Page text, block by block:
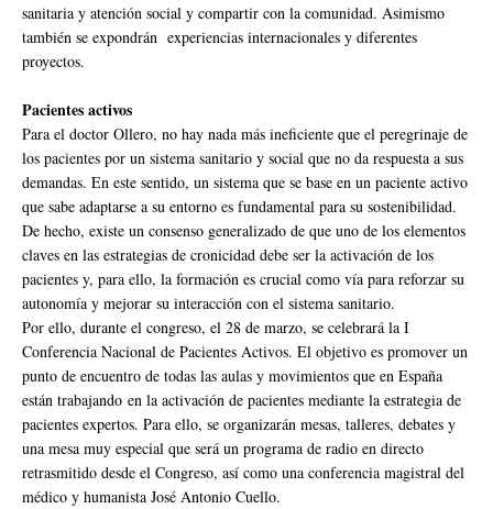
sanitaria y atención social y compartir con la comunidad. Asimismo
también se expondrán experiencias internacionales y diferentes
proyectos.
Pacientes activos
Para el doctor Ollero, no hay nada más ineficiente que el peregrinaje de
los pacientes por un sistema sanitario y social que no da respuesta a sus
demandas. En este sentido, un sistema que se base en un paciente activo
que sabe adaptarse a su entorno es fundamental para su sostenibilidad.
De hecho, existe un consenso generalizado de que uno de los elementos
claves en las estrategias de cronicidad debe ser la activación de los
pacientes y, para ello, la formación es crucial como vía para reforzar su
autonomía y mejorar su interacción con el sistema sanitario.
Por ello, durante el congreso, el 28 de marzo, se celebrará la I
Conferencia Nacional de Pacientes Activos. El objetivo es promover un
punto de encuentro de todas las aulas y movimientos que en España
están trabajando en la activación de pacientes mediante la estrategia de
pacientes expertos. Para ello, se organizarán mesas, talleres, debates y
una mesa muy especial que será un programa de radio en directo
retrasmitido desde el Congreso, así como una conferencia magistral del
médico y humanista José Antonio Cuello.